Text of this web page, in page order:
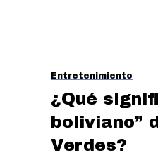
Entretenimiento
¿Qué
boliviano”
Verdes?